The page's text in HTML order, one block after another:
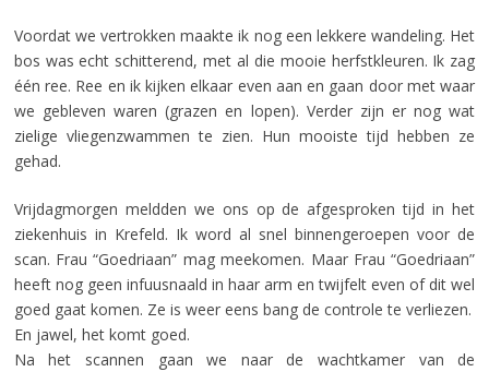
Voordat we vertrokken maakte ik nog een lekkere wandeling. Het
bos was echt schitterend, met al die mooie herfstkleuren. Ik zag
één ree. Ree en ik kijken elkaar even aan en gaan door met waar
we gebleven waren (grazen en lopen). Verder zijn er nog wat
zielige vliegenzwammen te zien. Hun mooiste tijd hebben ze
gehad.
Vrijdagmorgen meldden we ons op de afgesproken tijd in het
ziekenhuis in Krefeld. Ik word al snel binnengeroepen voor de
scan. Frau “Goedriaan” mag meekomen. Maar Frau “Goedriaan”
heeft nog geen infuusnaald in haar arm en twijfelt even of dit wel
goed gaat komen. Ze is weer eens bang de controle te verliezen.
En jawel, het komt goed.
Na het scannen gaan we naar de wachtkamer van de